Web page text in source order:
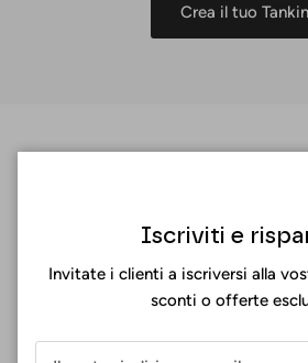
Crea il tuo
Iscriviti e
Invitate i clienti a iscriversi alla
sconti o offerte